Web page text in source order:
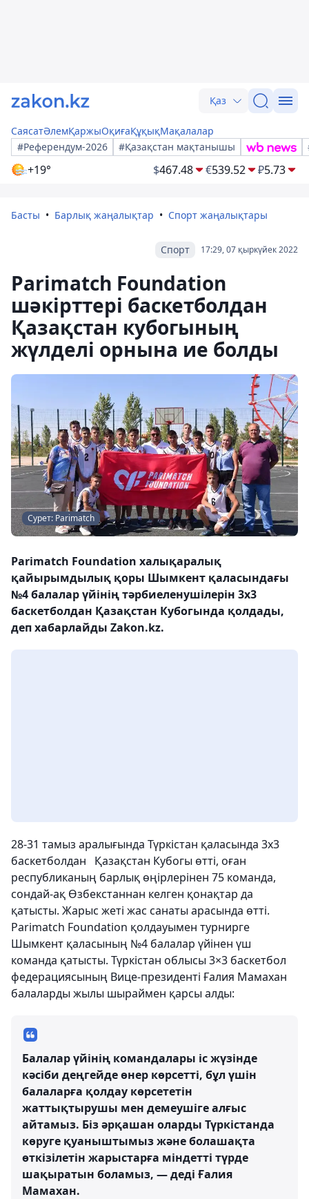
Қаз
СаясатӘлемҚаржыОқиғаҚұқықМақалалар
#Референдум-2026
#Қазақстан мақтанышы
+19° $467.48 €539.52 ₽5.73
Басты Барлық жаңалықтар Спорт жаңалықтары
17:29, 07 қыркүйек 2022
Спорт
Parimatch Foundation
шәкірттері баскетболдан
Қазақстан кубогының
жүлделі орнына ие болды
Сурет: Parimatch
Parimatch Foundation халықаралық
қайырымдылық қоры Шымкент қаласындағы
№4 балалар үйінің тәрбиеленушілерін 3х3
баскетболдан Қазақстан Кубогында қолдады,
деп хабарлайды Zakon.kz.
28-31 тамыз аралығында Түркістан қаласында 3х3
баскетболдан Қазақстан Кубогы өтті, оған
республиканың барлық өңірлерінен 75 команда,
сондай-ақ Өзбекстаннан келген қонақтар да
қатысты. Жарыс жеті жас санаты арасында өтті.
Parimatch Foundation қолдауымен турнирге
Шымкент қаласының №4 балалар үйінен үш
команда қатысты. Түркістан облысы 3×3 баскетбол
федерациясының Вице-президенті Ғалия Мамахан
балаларды жылы шыраймен қарсы алды:
Балалар үйінің командалары іс жүзінде
кәсіби деңгейде өнер көрсетті, бұл үшін
балаларға қолдау көрсететін
жаттықтырушы мен демеушіге алғыс
айтамыз. Біз әрқашан оларды Түркістанда
көруге қуаныштымыз және болашақта
өткізілетін жарыстарға міндетті түрде
шақыратын боламыз, — деді Ғалия
Мамахан.